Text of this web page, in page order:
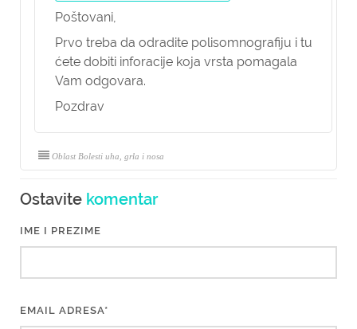
Poštovani,
Prvo treba da odradite polisomnografiju i tu
ćete dobiti inforacije koja vrsta pomagala
Vam odgovara.
Pozdrav
Oblast Bolesti uha, grla i nosa
Ostavite komentar
IME I PREZIME
EMAIL ADRESA*